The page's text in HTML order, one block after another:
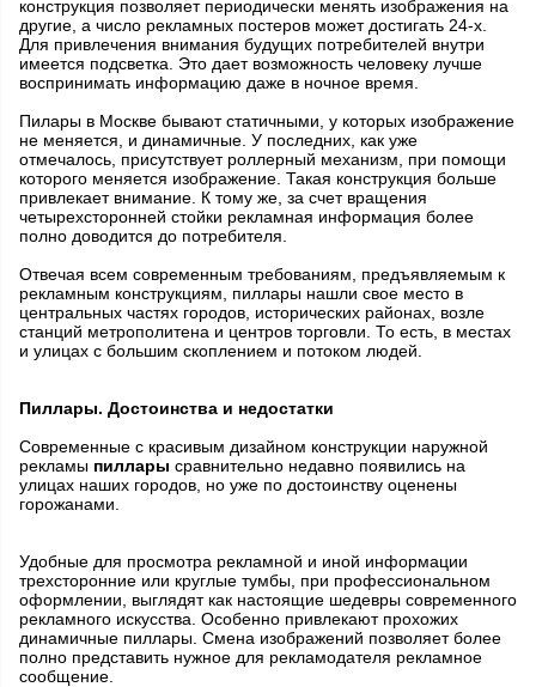
конструкция позволяет периодически менять изображения на
другие, а число рекламных постеров может достигать 24-х.
Для привлечения внимания будущих потребителей внутри
имеется подсветка. Это дает возможность человеку лучше
воспринимать информацию даже в ночное время.
Пилары в Москве бывают статичными, у которых изображение
не меняется, и динамичные. У последних, как уже
отмечалось, присутствует роллерный механизм, при помощи
которого меняется изображение. Такая конструкция больше
привлекает внимание. К тому же, за счет вращения
четырехсторонней стойки рекламная информация более
полно доводится до потребителя.
Отвечая всем современным требованиям, предъявляемым к
рекламным конструкциям, пиллары нашли свое место в
центральных частях городов, исторических районах, возле
станций метрополитена и центров торговли. То есть, в местах
и улицах с большим скоплением и потоком людей.
Пиллары. Достоинства и недостатки
Современные с красивым дизайном конструкции наружной
рекламы пиллары сравнительно недавно появились на
улицах наших городов, но уже по достоинству оценены
горожанами.
Удобные для просмотра рекламной и иной информации
трехсторонние или круглые тумбы, при профессиональном
оформлении, выглядят как настоящие шедевры современного
рекламного искусства. Особенно привлекают прохожих
динамичные пиллары. Смена изображений позволяет более
полно представить нужное для рекламодателя рекламное
сообщение.